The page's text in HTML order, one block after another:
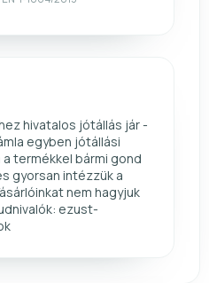
hivatalos jótállás jár -
egyben jótállási
termékkel bármi gond
gyorsan intézzük a
nem hagyjuk
ezust-